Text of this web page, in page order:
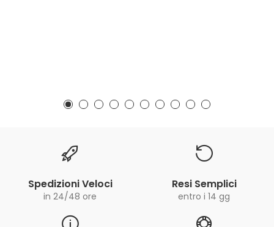
Spedizioni Veloci
in 24/48 ore
Resi Semplici
entro i 14 gg